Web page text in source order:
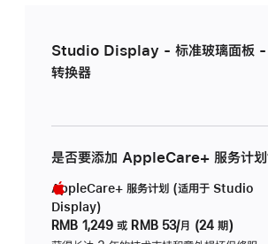
Studio Display - 标准玻璃面板 -
转换器
是否要添加 AppleCare+ 服务计划
AppleCare+ 服务计划 (适用于 Studio
Display)
RMB 1,249 或 RMB 53/月 (24 期)